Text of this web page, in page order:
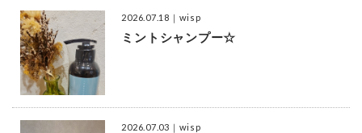
2026.07.18 ｜wisp
ミントシャンプー☆
2026.07.03 ｜wisp